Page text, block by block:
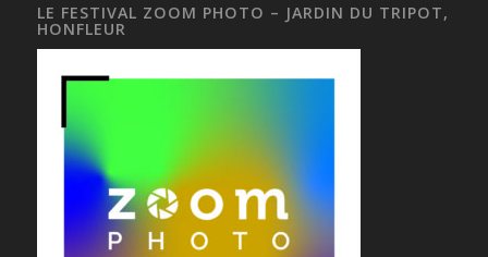
LE FESTIVAL ZOOM PHOTO – JARDIN DU TRIPOT,
HONFLEUR